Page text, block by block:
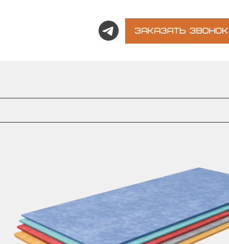
ЗАКАЗАТЬ ЗВОНОК